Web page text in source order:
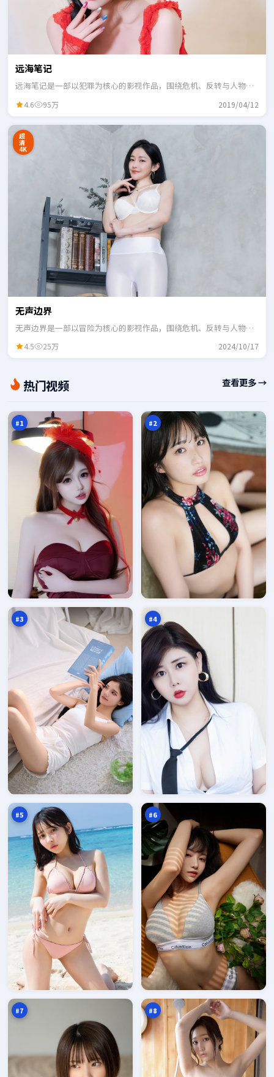
远海笔记
远海笔记是一部以犯罪为核心的影视作品，围绕危机、反转与人物成
4.6 95万 2019/04/12
超
清
4K
无声边界
无声边界是一部以冒险为核心的影视作品，围绕危机、反转与人物成
4.5 25万 2024/10/17
热门视频 查看更多 →
#1
翼
列 98
#2
线
#3
风
云万
#4
城
市
码
头万
#5
北
风
风
云
96
万
#6
渡
救万
#7
十
字
口
万
#8
南
港
孤
岛
95
万